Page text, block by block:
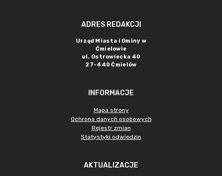
ADRES REDAKCJI
Urząd Miasta i Gminy w
Ćmielowie
ul. Ostrowiecka 40
27-440 Ćmielów
INFORMACJE
Mapa strony
Ochrona danych osobowych
Rejestr zmian
Statystyki odwiedzin
AKTUALIZACJE